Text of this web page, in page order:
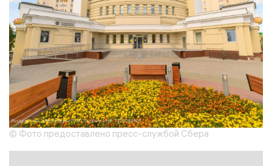
© Фото предоставлено пресс-службой Сбера